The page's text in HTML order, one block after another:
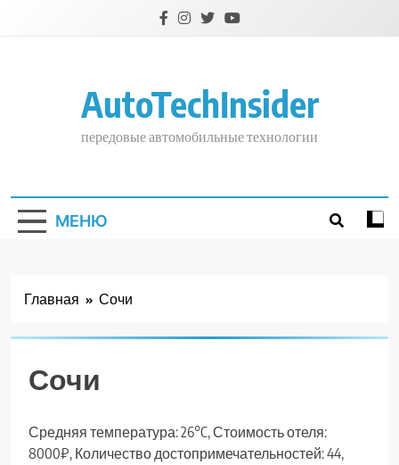
AutoTechInsider
передовые автомобильные технологии
МЕНЮ
Главная Сочи
Сочи
Средняя температура: 26°C, Стоимость отеля:
8000₽, Количество достопримечательностей: 44,